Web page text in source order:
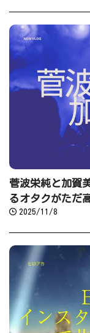
菅波栄純と加賀
るオタクがただ
2025/11/8